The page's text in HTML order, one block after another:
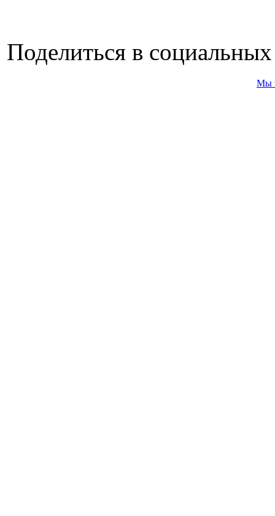
Поделиться в социальных
Мы